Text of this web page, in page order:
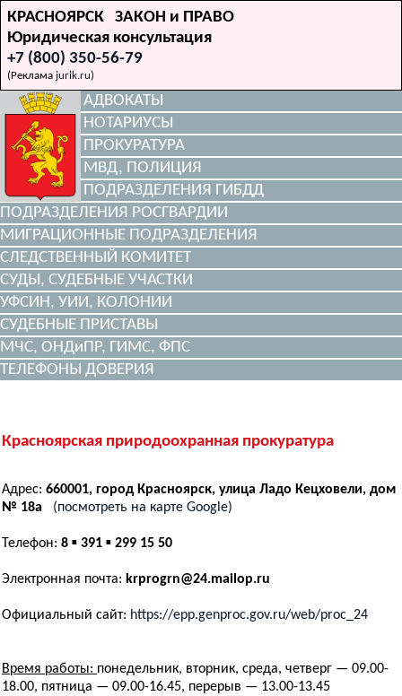
КРАСНОЯРСК ЗАКОН и ПРАВО
Юридическая консультация
+7 (800) 350-56-79
(Реклама jurik.ru)
АДВОКАТЫ
НОТАРИУСЫ
ПРОКУРАТУРА
МВД, ПОЛИЦИЯ
ПОДРАЗДЕЛЕНИЯ ГИБДД
ПОДРАЗДЕЛЕНИЯ РОСГВАРДИИ
МИГРАЦИОННЫЕ ПОДРАЗДЕЛЕНИЯ
СЛЕДСТВЕННЫЙ КОМИТЕТ
СУДЫ, СУДЕБНЫЕ УЧАСТКИ
УФСИН, УИИ, КОЛОНИИ
СУДЕБНЫЕ ПРИСТАВЫ
МЧС, ОНДиПР, ГИМС, ФПС
ТЕЛЕФОНЫ ДОВЕРИЯ
Красноярская природоохранная прокуратура
Адрес: 660001, город Красноярск, улица Ладо Кецховели, дом
№ 18а
(посмотреть на карте Google)
Телефон: 8 ▪ 391 ▪ 299 15 50
Электронная почта: krprogrn@24.mailop.ru
Официальный сайт: https://epp.genproc.gov.ru/web/proc_24
Время работы: понедельник, вторник, среда, четверг — 09.00-
18.00, пятница — 09.00-16.45, перерыв — 13.00-13.45